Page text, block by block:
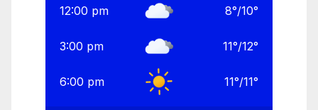
12:00 pm 8°/10°
3:00 pm 11°/12°
6:00 pm 11°/11°